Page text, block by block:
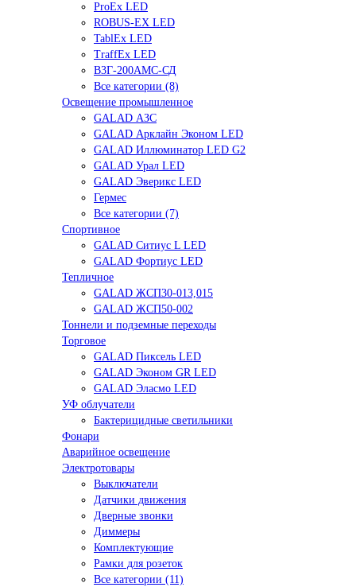
ProEx LED
ROBUS-EX LED
TablEx LED
TraffEx LED
В3Г-200АМС-СД
Все категории (8)
Освещение промышленное
GALAD АЗС
GALAD Арклайн Эконом LED
GALAD Иллюминатор LED G2
GALAD Урал LED
GALAD Эверикс LED
Гермес
Все категории (7)
Спортивное
GALAD Ситиус L LED
GALAD Фортиус LED
Тепличное
GALAD ЖСП30-013,015
GALAD ЖСП50-002
Тоннели и подземные переходы
Торговое
GALAD Пиксель LED
GALAD Эконом GR LED
GALAD Эласмо LED
УФ облучатели
Бактерицидные светильники
Фонари
Аварийное освещение
Электротовары
Выключатели
Датчики движения
Дверные звонки
Диммеры
Комплектующие
Рамки для розеток
Все категории (11)